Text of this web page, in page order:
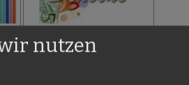
MAGISCHE GELDSCHEINE -
nutzen